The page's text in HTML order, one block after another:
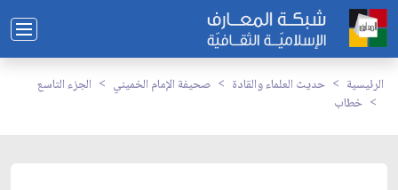
الرئيسية حديث العلماء والقادة صحيفة الإمام الخميني
الجزء التاسع
خطاب